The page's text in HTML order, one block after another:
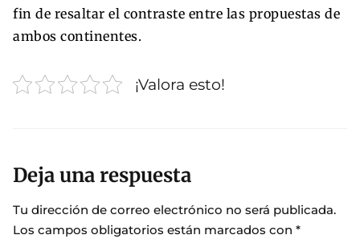
fin de resaltar el contraste entre las propuestas de
ambos continentes.
¡Valora esto!
Deja una respuesta
Tu dirección de correo electrónico no será publicada.
Los campos obligatorios están marcados con *